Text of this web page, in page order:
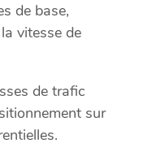
de base,
vitesse de
de trafic
sur